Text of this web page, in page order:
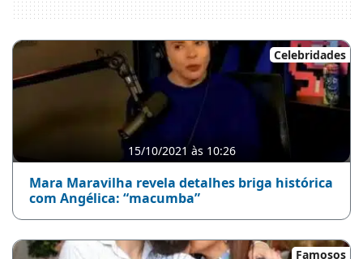
Celebridades
15/10/2021 às 10:26
Mara Maravilha revela detalhes briga histórica
com Angélica: “macumba”
Famosos